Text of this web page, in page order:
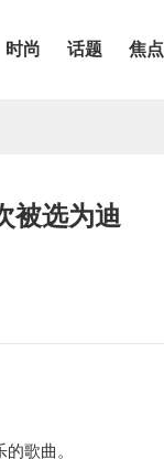
时尚 话题 焦点
被选为迪
的歌曲 。